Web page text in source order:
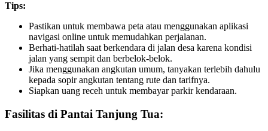
Tips:
Pastikan untuk membawa peta atau menggunakan aplikasi
navigasi online untuk memudahkan perjalanan.
Berhati-hatilah saat berkendara di jalan desa karena kondisi
jalan yang sempit dan berbelok-belok.
Jika menggunakan angkutan umum, tanyakan terlebih dahulu
kepada sopir angkutan tentang rute dan tarifnya.
Siapkan uang receh untuk membayar parkir kendaraan.
Fasilitas di Pantai Tanjung Tua: